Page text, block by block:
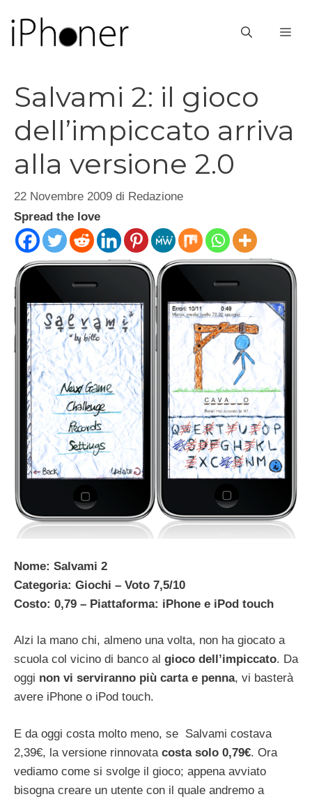
contenuto
Salvami 2: il gioco
dell’impiccato arriva
alla versione 2.0
22 Novembre 2009 di Redazione
Spread the love
Nome: Salvami 2
Categoria: Giochi – Voto 7,5/10
Costo: 0,79 – Piattaforma: iPhone e iPod touch
Alzi la mano chi, almeno una volta, non ha giocato a
scuola col vicino di banco al gioco dell’impiccato. Da
oggi non vi serviranno più carta e penna, vi basterà
avere iPhone o iPod touch.
E da oggi costa molto meno, se Salvami costava
2,39€, la versione rinnovata costa solo 0,79€. Ora
vediamo come si svolge il gioco; appena avviato
bisogna creare un utente con il quale andremo a